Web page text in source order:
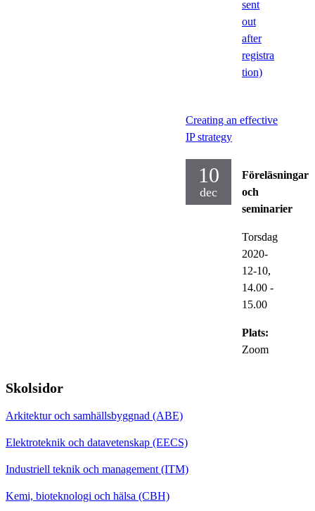
sent
out
after
registra
tion)
Creating an effective
IP strategy
10
dec
Föreläsningar
och
seminarier
Torsdag
2020-
12-10,
14.00 -
15.00
Plats:
Zoom
Skolsidor
Arkitektur och samhällsbyggnad (ABE)
Elektroteknik och datavetenskap (EECS)
Industriell teknik och management (ITM)
Kemi, bioteknologi och hälsa (CBH)